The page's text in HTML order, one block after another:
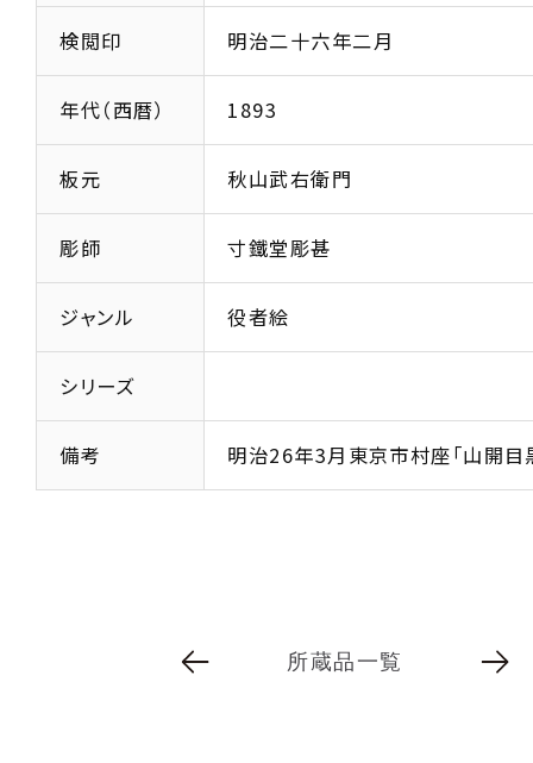
検閲印 明治二十六年二月
年代（西暦） 1893
板元 秋山武右衛門
彫師 寸鐵堂彫甚
ジャンル 役者絵
シリーズ
備考 明治26年3月東京市村座「山開目
所蔵品一覧